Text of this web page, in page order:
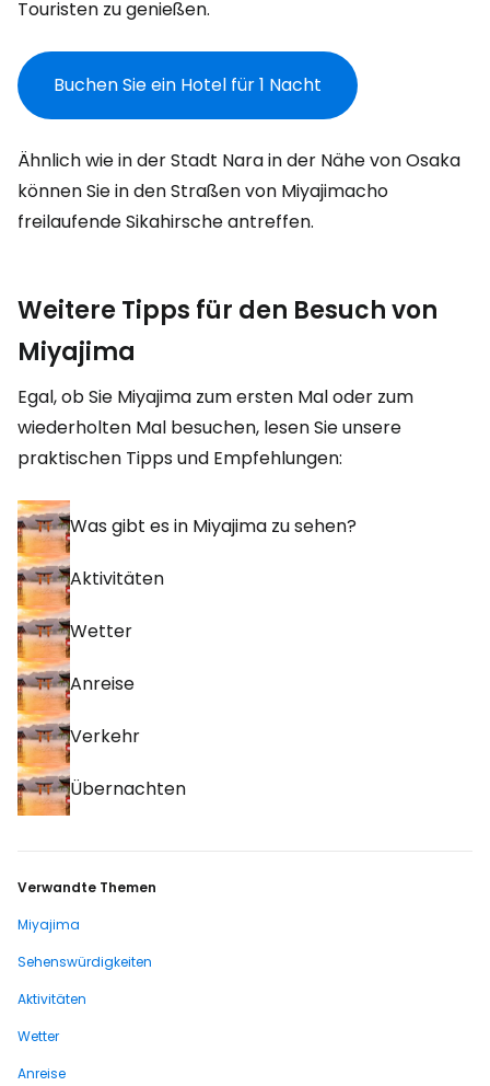
Touristen zu genießen.
Buchen Sie ein Hotel für 1 Nacht
Ähnlich wie in der Stadt Nara in der Nähe von Osaka
können Sie in den Straßen von Miyajimacho
freilaufende Sikahirsche antreffen.
Weitere Tipps für den Besuch von
Miyajima
Egal, ob Sie Miyajima zum ersten Mal oder zum
wiederholten Mal besuchen, lesen Sie unsere
praktischen Tipps und Empfehlungen:
Was gibt es in Miyajima zu sehen?
Aktivitäten
Wetter
Anreise
Verkehr
Übernachten
Verwandte Themen
Miyajima
Sehenswürdigkeiten
Aktivitäten
Wetter
Anreise